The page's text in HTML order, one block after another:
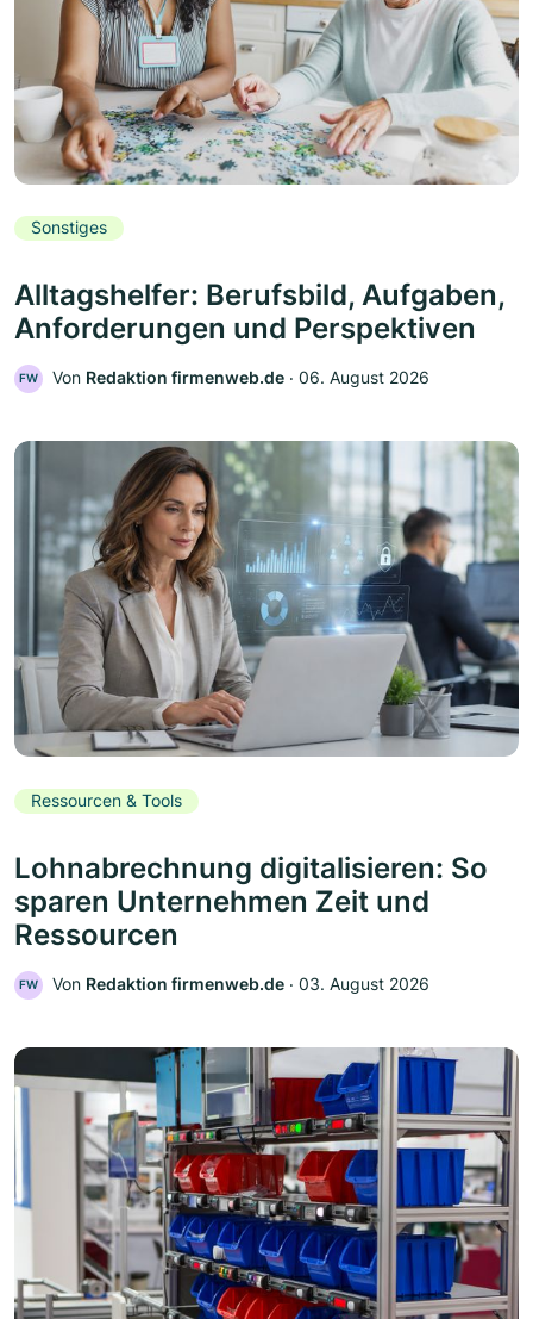
Sonstiges
Alltagshelfer: Berufsbild, Aufgaben,
Anforderungen und Perspektiven
FW Von Redaktion firmenweb.de ‧ 06. August 2026
Ressourcen & Tools
Lohnabrechnung digitalisieren: So
sparen Unternehmen Zeit und
Ressourcen
FW Von Redaktion firmenweb.de ‧ 03. August 2026